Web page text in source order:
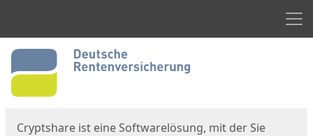
Start
Cryptshare ist eine Softwarelösung, mit der Sie